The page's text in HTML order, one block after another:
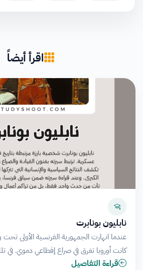
اقرأ أيضاً
نابليون بونابرت
عندما انهارت الجمهورية الفرنسية الأولى
كانت أوروبا تغرق في صراع إقطاعي دموي. في
قراءة التفاصيل